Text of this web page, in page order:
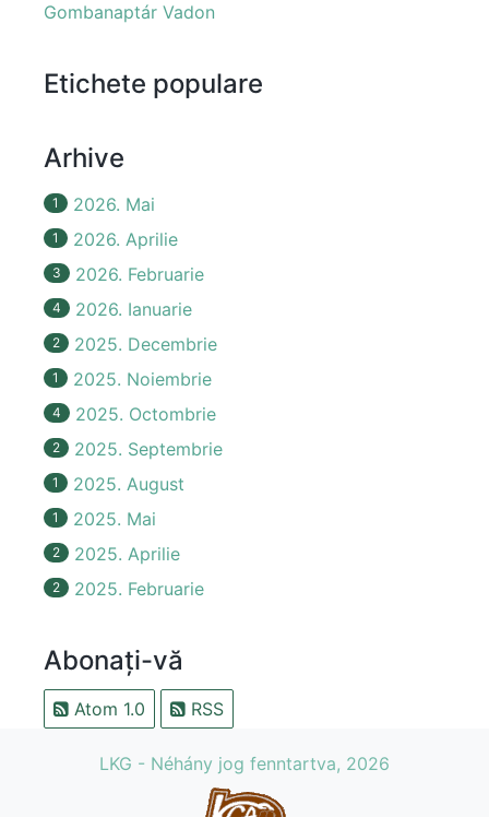
Gombanaptár Vadon
Etichete populare
Arhive
1 2026. Mai
1 2026. Aprilie
3 2026. Februarie
4 2026. Ianuarie
2 2025. Decembrie
1 2025. Noiembrie
4 2025. Octombrie
2 2025. Septembrie
1 2025. August
1 2025. Mai
2 2025. Aprilie
2 2025. Februarie
Abonați-vă
Atom 1.0 RSS
LKG - Néhány jog fenntartva, 2026